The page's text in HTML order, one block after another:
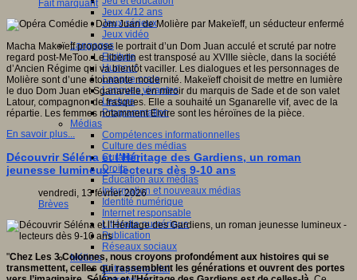
Jeux 4/12 ans
Jeux sérieux
Jeux vidéo
Langages
Ecriture
Humour
Langue orale
Langues vivantes
Lecture
Programmation
Médias
Compétences informationnelles
Culture des médias
Curation
Droits
Education aux médias
Information et nouveaux médias
Identité numérique
Internet responsable
Littératie numérique
Publication
Réseaux sociaux
Métiers
Entrepreneuriat
Fait marquant
Macha Makeïeff propose le portrait d’un Dom Juan acculé et scruté par notre
regard post-MeToo. Le libertin est transposé au XVIIIe siècle, dans la société
d’Ancien Régime qui va bientôt vaciller. Les dialogues et les personnages de
Molière sont d’une étonnante modernité. Makeïeff choisit de mettre en lumière
le duo Dom Juan et Sganarelle, en miroir du marquis de Sade et de son valet
Latour, compagnon de frasques. Elle a souhaité un Sganarelle vif, avec de la
répartie. Les femmes notamment Elvire sont les héroïnes de la pièce.
En savoir plus...
Découvrir Séléna et l’Héritage des Gardiens, un roman
jeunesse lumineux - lecteurs dès 9-10 ans
vendredi, 13 février 2026
Brèves
"Chez Les 3 Colonnes, nous croyons profondément aux histoires qui se
transmettent, celles qui rassemblent les générations et ouvrent des portes